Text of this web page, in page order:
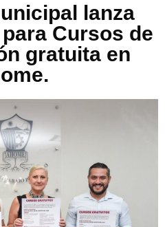
lanza
Cursos de
gratuita en